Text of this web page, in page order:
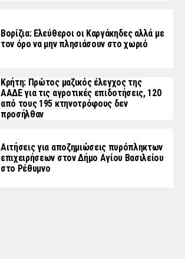
Βορίζια: Ελεύθεροι οι Καργάκηδες αλλά με
τον όρο να μην πλησιάσουν στο χωριό
Κρήτη: Πρώτος μαζικός έλεγχος της
ΑΑΔΕ για τις αγροτικές επιδοτήσεις, 120
από τους 195 κτηνοτρόφους δεν
προσήλθαν
Αιτήσεις για αποζημιώσεις πυρόπληκτων
επιχειρήσεων στον Δήμο Αγίου Βασιλείου
στο Ρέθυμνο